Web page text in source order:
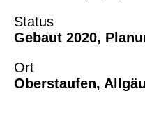
Status
Gebaut 2020,
Ort
Oberstaufen, Allgäu